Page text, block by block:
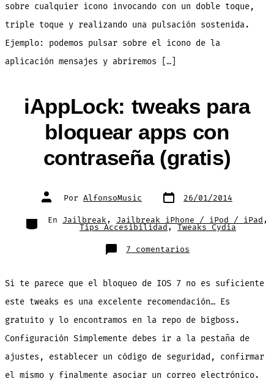
sobre cualquier icono invocando con un doble toque,
triple toque y realizando una pulsación sostenida.
Ejemplo: podemos pulsar sobre el icono de la
aplicación mensajes y abriremos […]
iAppLock: tweaks para
bloquear apps con
contraseña (gratis)
Autor
de
entrada
Por AlfonsoMusic Fecha
de 26/01/2014
Categorías
En Jailbreak, Jailbreak iPhone / iPod / iPad ,
Tips Accesibilidad , Tweaks Cydia
7 comentarios
iAppLock:
bloquear
apps
contraseña
(gratis)
Si te parece que el bloqueo de IOS 7 no es suficiente
este tweaks es una excelente recomendación… Es
gratuito y lo encontramos en la repo de bigboss.
Configuración Simplemente debes ir a la pestaña de
ajustes, establecer un código de seguridad, confirmar
el mismo y finalmente asociar un correo electrónico.